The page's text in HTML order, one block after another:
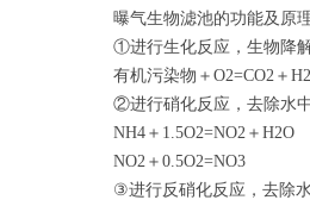
曝气生物滤池的功能及原
①进行生化反应，生物降
有机污染物＋O2=CO2＋
②进行硝化反应，去除水
NH4＋1.5O2=NO2＋H2O
NO2＋0.5O2=NO3
③进行反硝化反应，去除